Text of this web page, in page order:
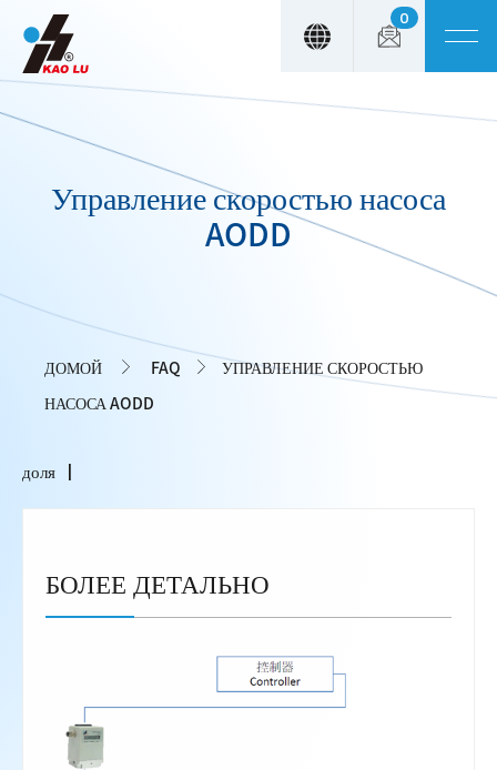
0
Управление скоростью насоса
AODD
ДОМОЙ FAQ
УПРАВЛЕНИЕ СКОРОСТЬЮ
НАСОСА AODD
доля
БОЛЕЕ ДЕТАЛЬНО
Панель управления cookies